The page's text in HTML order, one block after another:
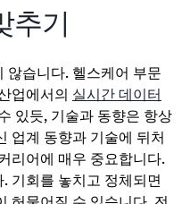
추기
않습니다. 헬스케어 부문
업에서의 실시간 데이터
있듯, 기술과 동향은 항상
업계 동향과 기술에 뒤처
리어에 매우 중요합니다.
기회를 놓치고 정체되면